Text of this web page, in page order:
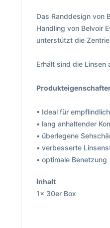
Das Randdesign von
Handling von Belvoir
unterstützt die
Erhält sind die Linsen
• Ideal für
• lang anhaltender
• überlegene
• verbesserte
• optimale Benetzung
Inhalt
1x 30er Box